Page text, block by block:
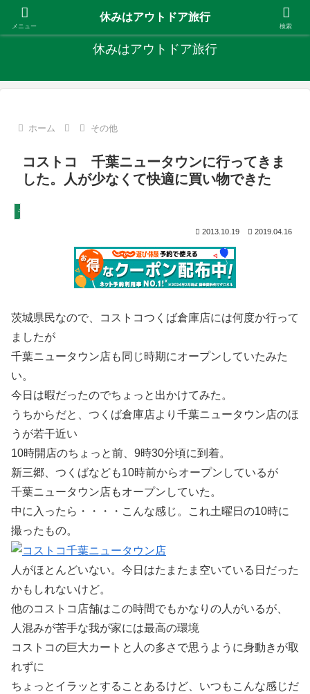
キャンプ、釣り、旅行など外遊びを楽しんでます
休みはアウトドア旅行
ホーム その他
コストコ 千葉ニュータウンに行ってきま
した。人が少なくて快適に買い物できた
その他
2013.10.19 2019.04.16
茨城県民なので、コストコつくば倉庫店には何度か行って
ましたが
千葉ニュータウン店も同じ時期にオープンしていたみた
い。
今日は暇だったのでちょっと出かけてみた。
うちからだと、つくば倉庫店より千葉ニュータウン店のほ
うが若干近い
10時開店のちょっと前、9時30分頃に到着。
新三郷、つくばなども10時前からオープンしているが
千葉ニュータウン店もオープンしていた。
中に入ったら・・・・こんな感じ。これ土曜日の10時に
撮ったもの。
人がほとんどいない。今日はたまたま空いている日だった
かもしれないけど。
他のコストコ店舗はこの時間でもかなりの人がいるが、
人混みが苦手な我が家には最高の環境
コストコの巨大カートと人の多さで思うように身動きが取
れずに
ちょっとイラッとすることあるけど、いつもこんな感じだ
メニュー
休みはアウトドア旅行
検索